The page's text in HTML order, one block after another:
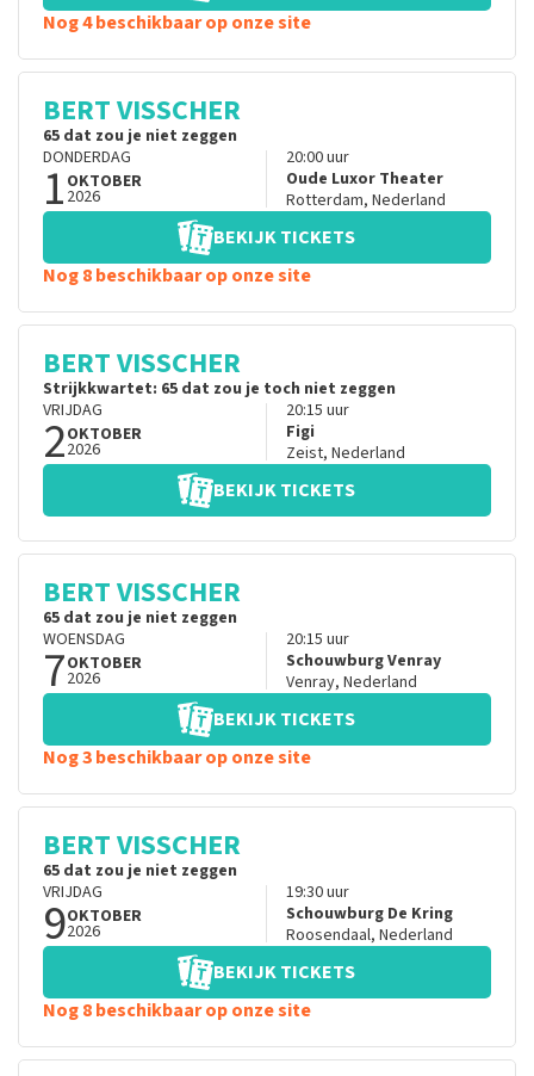
Nog 4 beschikbaar op onze site
BERT VISSCHER
65 dat zou je niet zeggen
DONDERDAG
1 OKTOBER
2026
20:00uur
Oude Luxor Theater
Rotterdam, Nederland
BEKIJK TICKETS
Nog 8 beschikbaar op onze site
BERT VISSCHER
Strijkkwartet: 65 dat zou je toch niet zeggen
VRIJDAG
2OKTOBER
2026
20:15 uur
Figi
Zeist, Nederland
BEKIJK TICKETS
BERT VISSCHER
65 dat zou je niet zeggen
WOENSDAG
7OKTOBER
2026
20:15 uur
Schouwburg Venray
Venray, Nederland
BEKIJK TICKETS
Nog 3 beschikbaar op onze site
BERT VISSCHER
65 dat zou je niet zeggen
VRIJDAG
9OKTOBER
2026
19:30uur
Schouwburg De Kring
Roosendaal, Nederland
BEKIJK TICKETS
Nog 8 beschikbaar op onze site